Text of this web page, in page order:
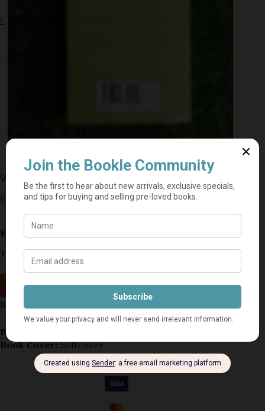
Vuurvliegie – Frenette van Wyk
R 25,00
Estimated delivery: 2–9 business days
1 in stock
Add to cart
Romanza, baie goeie toestand.
Book Condition:
Book Cover:Softcover
Guaranteed Safe Checkout